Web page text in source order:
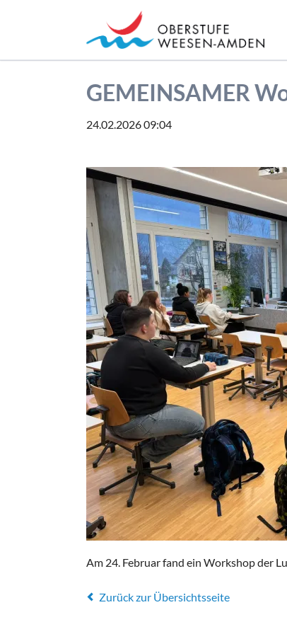
GEMEINSAMER
24.02.2026 09:04
Am 24. Februar fand ein Workshop der
Zurück zur Übersichtsseite